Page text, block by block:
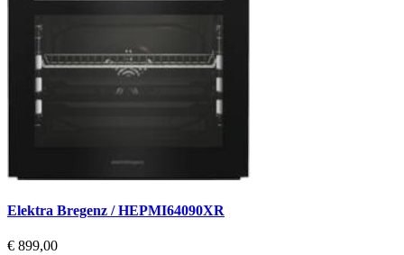
Elektra Bregenz / HEPMI64090XR
€ 899,00